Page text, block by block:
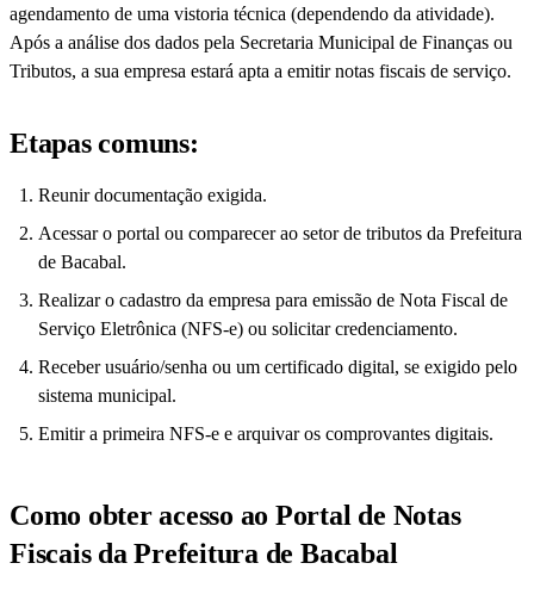
agendamento de uma vistoria técnica (dependendo da atividade).
Após a análise dos dados pela Secretaria Municipal de Finanças ou
Tributos, a sua empresa estará apta a emitir notas fiscais de serviço.
Etapas comuns:
Reunir documentação exigida.
Acessar o portal ou comparecer ao setor de tributos da Prefeitura
de Bacabal.
Realizar o cadastro da empresa para emissão de Nota Fiscal de
Serviço Eletrônica (NFS-e) ou solicitar credenciamento.
Receber usuário/senha ou um certificado digital, se exigido pelo
sistema municipal.
Emitir a primeira NFS-e e arquivar os comprovantes digitais.
Como obter acesso ao Portal de Notas
Fiscais da Prefeitura de Bacabal